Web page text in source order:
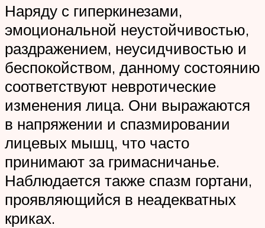
Наряду с гиперкинезами,
эмоциональной неустойчивостью,
раздражением, неусидчивостью и
беспокойством, данному состоянию
соответствуют невротические
изменения лица. Они выражаются
в напряжении и спазмировании
лицевых мышц, что часто
принимают за гримасничанье.
Наблюдается также спазм гортани,
проявляющийся в неадекватных
криках.